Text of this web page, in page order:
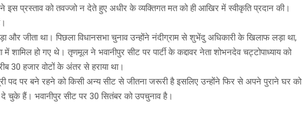
इस प्रस्ताव को तवज्जो न देते हुए अधीर के व्यक्तिगत मत को ही आखिर में स्वीकृति प्रदान की।
और जीता था। पिछला विधानसभा चुनाव उन्होंने नंदीग्राम से शुभेंदु अधिकारी के खिलाफ लड़ा था,
हो गए थे। तृणमूल ने भवानीपुर सीट पर पार्टी के कद्दावर नेता शोभनदेव चट्टोपाध्याय को
30 हजार वोटों के अंतर से हराया था।
पद पर बने रहने को किसी अन्य सीट से जीतना जरूरी है इसलिए उन्होंने फिर से अपने पुराने घर को
चुके हैं। भवानीपुर सीट पर 30 सितंबर को उपचुनाव है।